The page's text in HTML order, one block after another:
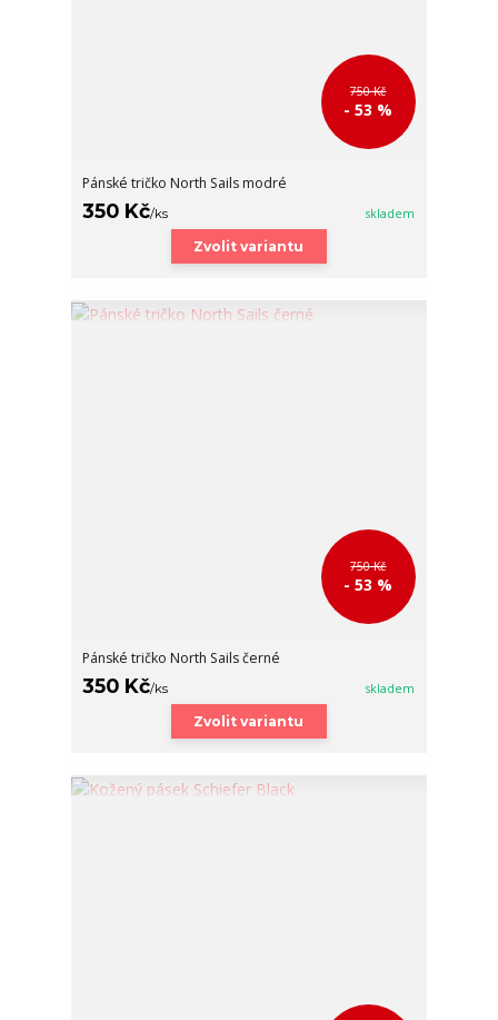
750 Kč
- 53 %
Pánské tričko North Sails modré
350 Kč/ks skladem
Zvolit variantu
750 Kč
- 53 %
Pánské tričko North Sails černé
350 Kč/ks skladem
Zvolit variantu